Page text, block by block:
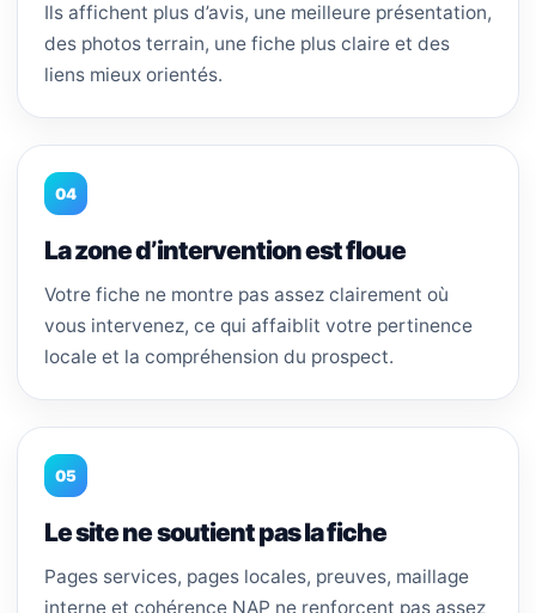
Ils affichent plus d’avis, une meilleure présentation,
des photos terrain, une fiche plus claire et des
liens mieux orientés.
04
La zone d’intervention est floue
Votre fiche ne montre pas assez clairement où
vous intervenez, ce qui affaiblit votre pertinence
locale et la compréhension du prospect.
05
Le site ne soutient pas la fiche
Pages services, pages locales, preuves, maillage
interne et cohérence NAP ne renforcent pas assez